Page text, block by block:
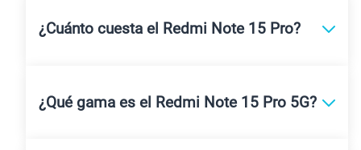
¿Cuánto cuesta el Redmi Note 15 Pro?
¿Qué gama es el Redmi Note 15 Pro 5G?